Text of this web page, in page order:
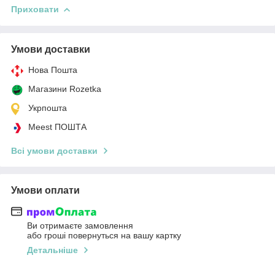
Приховати
Умови доставки
Нова Пошта
Магазини Rozetka
Укрпошта
Meest ПОШТА
Всі умови доставки
Умови оплати
Ви отримаєте замовлення
або гроші повернуться на вашу картку
Детальніше